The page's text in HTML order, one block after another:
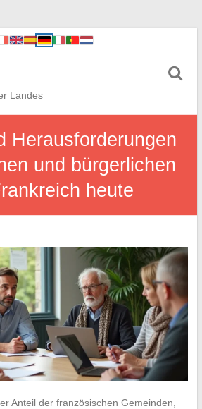
Landes
Herausforderungen
und bürgerlichen
heute
Anteil der französischen Gemeinden,